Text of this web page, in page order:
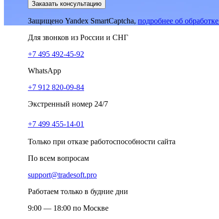
Заказать консультацию
Защищено Yandex SmartCaptcha, подробнее об
Для звонков из России и СНГ
+7 495 492-45-92
WhatsApp
+7 912 820-09-84
Экстренный номер 24/7
+7 499 455-14-01
Только при отказе работоспособности сайта
По всем вопросам
support@tradesoft.pro
Работаем только в будние дни
9:00 — 18:00 по Москве